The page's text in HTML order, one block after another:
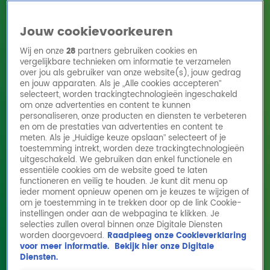
HomeActiesRadioshows DJ'sRadio 10 zendersHitlijsten
Radio luisteren
Volg Radio 10
Zoeken
HomeOnline Radio LuisterenActiesShowsAlle zenders
Jörgen Raymann: 'Je kunt nooit iedereen
sparen met humor'
8 okt 2025, 12:34
Jouw cookievoorkeuren
Wij en onze28 partners gebruiken cookies en
vergelijkbare technieken om informatie te verzamelen
over jou als gebruiker van onze website(s), jouw gedrag
en jouw apparaten. Als je „Alle cookies accepteren”
selecteert, worden trackingtechnologieën ingeschakeld
om onze advertenties en content te kunnen
personaliseren, onze producten en diensten te verbeteren
en om de prestaties van advertenties en content te
meten. Als je „Huidige keuze opslaan” selecteert of je
toestemming intrekt, worden deze trackingtechnologieën
uitgeschakeld. We gebruiken dan enkel functionele en
essentiële cookies om de website goed te laten
functioneren en veilig te houden. Je kunt dit menu op
ieder moment opnieuw openen om je keuzes te wijzigen of
om je toestemming in te trekken door op de link Cookie-
instellingen onder aan de webpagina te klikken. Je
selecties zullen overal binnen onze Digitale Diensten
worden doorgevoerd. Raadpleeg onze Cookieverklaring
voor meer informatie. Bekijk hier onze Digitale
Diensten.